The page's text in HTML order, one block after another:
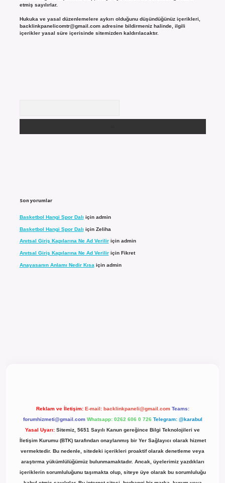
etmiş sayılırlar.
Hukuka ve yasal düzenlemelere aykırı olduğunu düşündüğünüz içerikleri,
backlinkpanelicomtr@gmail.comadresine bildirmeniz halinde, ilgili
içerikler yasal süre içerisinde sitemizden kaldırılacaktır.
Son yorumlar
Basketbol Hangi Spor Dalı için admin
Basketbol Hangi Spor Dalı için Zeliha
Anıtsal Giriş Kapılarına Ne Ad Veriliriçin admin
Anıtsal Giriş Kapılarına Ne Ad Veriliriçin Fikret
Anayasanın Anlamı Nedir Kısa için admin
Reklam ve İletişim: E-mail: backlinkpaneli@gmail.com Teams:
forumhizmeti@gmail.com Whatsapp: 0262 606 0 726 Telegram: @karabul
Yasal Uyarı: Sitemiz, 5651 Sayılı Kanun gereğince Bilgi Teknolojileri ve
İletişim Kurumu (BTK) tarafından onaylanmış bir Yer Sağlayıcı olarak hizmet
vermektedir. Bu nedenle, sitedeki içerikleri proaktif olarak denetleme veya
araştırma yükümlülüğümüz bulunmamaktadır. Ancak, üyelerimiz yazdıkları
içeriklerin sorumluluğunu taşımakta olup, siteye üye olarak bu sorumluluğu